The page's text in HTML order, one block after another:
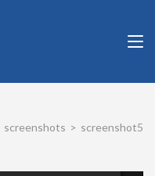
screenshots > screenshot5